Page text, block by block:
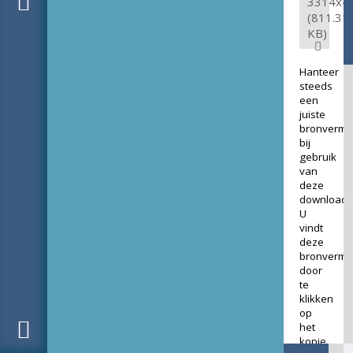
(811.31
KB)
Hanteer
steeds
een
juiste
bij
gebruik
van
deze
download.
U
vindt
deze
door
te
klikken
op
het
kopje